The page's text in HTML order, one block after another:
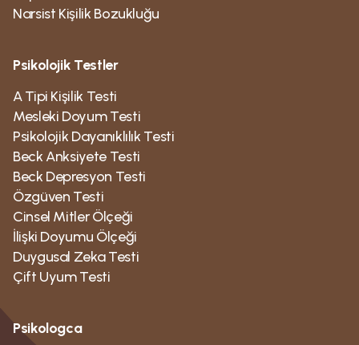
Narsist Kişilik Bozukluğu
Psikolojik Testler
A Tipi Kişilik Testi
Mesleki Doyum Testi
Psikolojik Dayanıklılık Testi
Beck Anksiyete Testi
Beck Depresyon Testi
Özgüven Testi
Cinsel Mitler Ölçeği
İlişki Doyumu Ölçeği
Duygusal Zeka Testi
Çift Uyum Testi
Psikologca